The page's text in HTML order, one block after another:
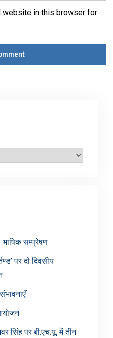
website in this browser for
सम्प्रेषण
पर दो दिवसीय
सिंह पर बी.एच.यू. में तीन